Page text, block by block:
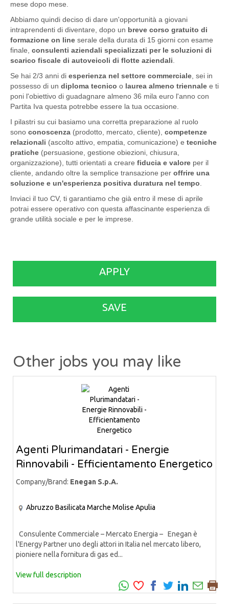
mese dopo mese.
Abbiamo quindi deciso di dare un'opportunità a giovani
intraprendenti di diventare, dopo un breve corso gratuito di
formazione on line serale della durata di 15 giorni con esame
finale, consulenti aziendali specializzati per le soluzioni di
scarico fiscale di autoveicoli di flotte aziendali.
Se hai 2/3 anni di esperienza nel settore commerciale, sei in
possesso di un diploma tecnico o laurea almeno triennale e ti
poni l'obiettivo di guadagnare almeno 36 mila euro l'anno con
Partita Iva questa potrebbe essere la tua occasione.
I pilastri su cui basiamo una corretta preparazione al ruolo
sono conoscenza (prodotto, mercato, cliente), competenze
relazionali (ascolto attivo, empatia, comunicazione) e tecniche
pratiche (persuasione, gestione obiezioni, chiusura,
organizzazione), tutti orientati a creare fiducia e valore per il
cliente, andando oltre la semplice transazione per offrire una
soluzione e un'esperienza positiva duratura nel tempo.
Inviaci il tuo CV, ti garantiamo che già entro il mese di aprile
potrai essere operativo con questa affascinante esperienza di
grande utilità sociale e per le imprese.
APPLY
SAVE
Other jobs you may like
Agenti Plurimandatari - Energie
Rinnovabili - Efficientamento Energetico
Company/Brand: Enegan S.p.A.
Abruzzo Basilicata Marche Molise Apulia
Consulente Commerciale – Mercato Energia – Enegan è
l'Energy Partner uno degli attori in Italia nel mercato libero,
pioniere nella fornitura di gas ed...
View full description